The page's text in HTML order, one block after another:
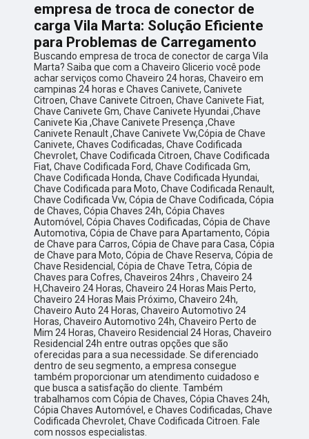
empresa de troca de conector de
carga Vila Marta: Solução Eficiente
para Problemas de Carregamento
Buscando empresa de troca de conector de carga Vila
Marta? Saiba que com a Chaveiro Glicerio você pode
achar serviços como Chaveiro 24 horas, Chaveiro em
campinas 24 horas e Chaves Canivete, Canivete
Citroen, Chave Canivete Citroen, Chave Canivete Fiat,
Chave Canivete Gm, Chave Canivete Hyundai ,Chave
Canivete Kia ,Chave Canivete Presença ,Chave
Canivete Renault ,Chave Canivete Vw,Cópia de Chave
Canivete, Chaves Codificadas, Chave Codificada
Chevrolet, Chave Codificada Citroen, Chave Codificada
Fiat, Chave Codificada Ford, Chave Codificada Gm,
Chave Codificada Honda, Chave Codificada Hyundai,
Chave Codificada para Moto, Chave Codificada Renault,
Chave Codificada Vw, Cópia de Chave Codificada, Cópia
de Chaves, Cópia Chaves 24h, Cópia Chaves
Automóvel, Cópia Chaves Codificadas, Cópia de Chave
Automotiva, Cópia de Chave para Apartamento, Cópia
de Chave para Carros, Cópia de Chave para Casa, Cópia
de Chave para Moto, Cópia de Chave Reserva, Cópia de
Chave Residencial, Cópia de Chave Tetra, Cópia de
Chaves para Cofres, Chaveiros 24hrs , Chaveiro 24
H,Chaveiro 24 Horas, Chaveiro 24 Horas Mais Perto,
Chaveiro 24 Horas Mais Próximo, Chaveiro 24h,
Chaveiro Auto 24 Horas, Chaveiro Automotivo 24
Horas, Chaveiro Automotivo 24h, Chaveiro Perto de
Mim 24 Horas, Chaveiro Residencial 24 Horas, Chaveiro
Residencial 24h entre outras opções que são
oferecidas para a sua necessidade. Se diferenciado
dentro de seu segmento, a empresa consegue
também proporcionar um atendimento cuidadoso e
que busca a satisfação do cliente. Também
trabalhamos com Cópia de Chaves, Cópia Chaves 24h,
Cópia Chaves Automóvel, e Chaves Codificadas, Chave
Codificada Chevrolet, Chave Codificada Citroen. Fale
com nossos especialistas.